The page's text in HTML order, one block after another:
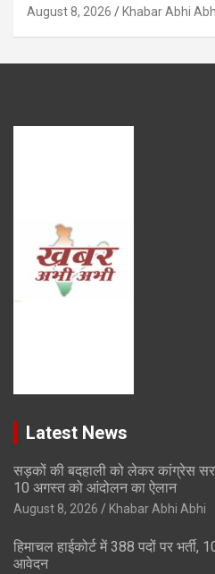
August 8, 2026 Khabar Abhi
Latest News
सड़कों की बदहाली को लेकर कांग्रेस
10 अगस्त को आंदोलन का ऐलान
August 8, 2026 Khabar Abhi Abhi
हिमाचल हाईकोर्ट में 388 पदों पर
आवेदन